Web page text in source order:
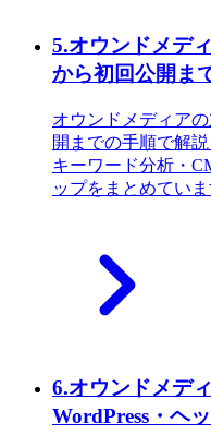
5.オウンドメデ
から初回公開ま
オウンドメディア
開までの手順で解
キーワード分析・
ップをまとめていま
6.オウンドメデ
WordPress・ヘ